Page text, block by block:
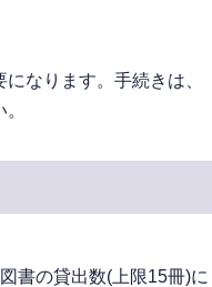
なります。手続きは、
書の貸出数(上限15冊)に